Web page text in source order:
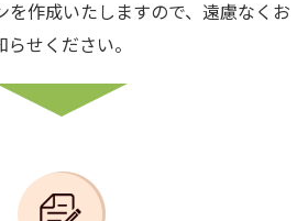
を作成いたしますので、遠慮なくお
らせください。